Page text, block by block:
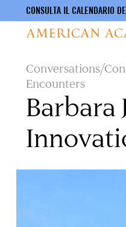
contenuto
principale
CONSULTA IL CALENDARIO
Conversations/
Encounters
Barbara